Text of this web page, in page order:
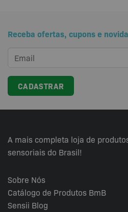
Receba ofertas, cupons e
A mais completa loja de
sensoriais do Brasil!
Sobre Nós
Catálogo de Produtos BmB
Sensii Blog